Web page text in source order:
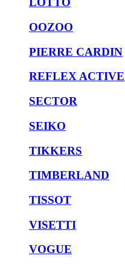
OOZOO
PIERRE CARDIN
REFLEX ACTIVE
SECTOR
SEIKO
TIKKERS
TIMBERLAND
TISSOT
VISETTI
VOGUE